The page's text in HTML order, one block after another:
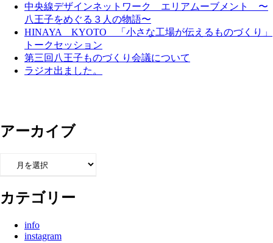
中央線デザインネットワーク エリアムーブメント 〜
八王子をめぐる３人の物語〜
HINAYA KYOTO 「小さな工場が伝えるものづくり」
トークセッション
第三回八王子ものづくり会議について
ラジオ出ました。
アーカイブ
イ
カテゴリー
info
instagram